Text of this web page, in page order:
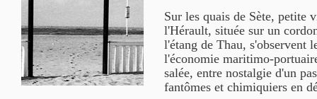
Sur les quais de Sète, petite
l'Hérault, située sur un
l'étang de Thau, s'observent
l'économie maritimo-
salée, entre nostalgie d'un
fantômes et chimiquiers en